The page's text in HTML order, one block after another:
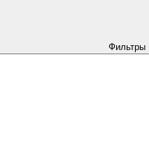
Фильтры